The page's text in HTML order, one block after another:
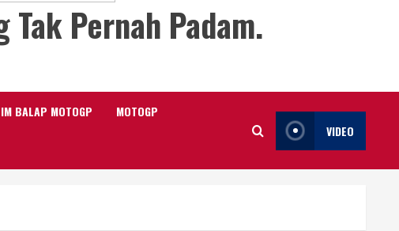
Tak Pernah Padam.
BALAP MOTOGP MOTOGP
VIDEO